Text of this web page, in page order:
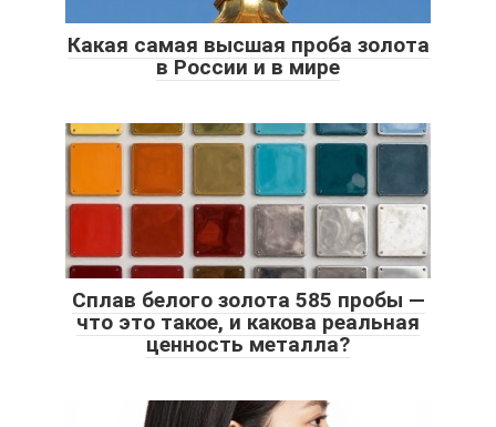
Какая самая высшая проба золота
в России и в мире
Сплав белого золота 585 пробы —
что это такое, и какова реальная
ценность металла?